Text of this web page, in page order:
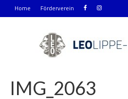
Home Förderverein
IMG_2063